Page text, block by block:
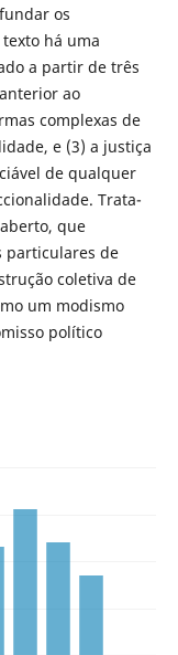
os
há uma
a partir de três
ao
complexas de
e (3) a justiça
de qualquer
Trata-
que
particulares de
coletiva de
um modismo
político